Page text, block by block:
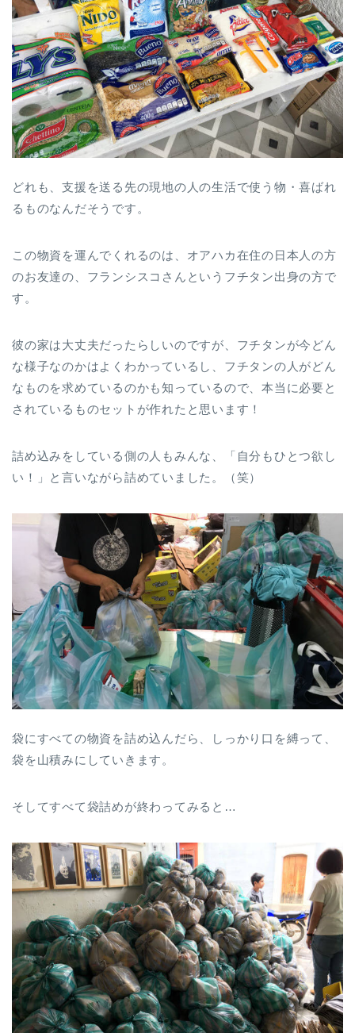
どれも、支援を送る先の現地の人の生活で使う物・喜ばれ
るものなんだそうです。
この物資を運んでくれるのは、オアハカ在住の日本人の方
のお友達の、フランシスコさんというフチタン出身の方で
す。
彼の家は大丈夫だったらしいのですが、フチタンが今どん
な様子なのかはよくわかっているし、フチタンの人がどん
なものを求めているのかも知っているので、本当に必要と
されているものセットが作れたと思います！
詰め込みをしている側の人もみんな、「自分もひとつ欲し
い！」と言いながら詰めていました。（笑）
袋にすべての物資を詰め込んだら、しっかり口を縛って、
袋を山積みにしていきます。
そしてすべて袋詰めが終わってみると…